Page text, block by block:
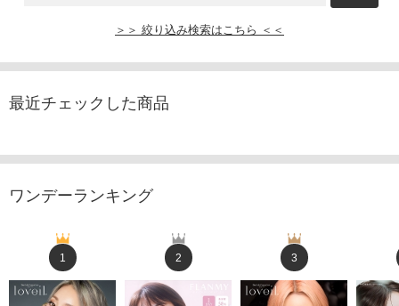
＞＞ 絞り込み検索はこちら ＜＜
最近チェックした商品
ワンデーランキング
1 2 3